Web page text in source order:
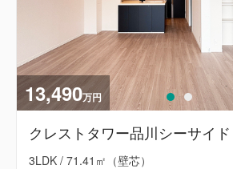
13,490万円
クレストタワー品川シーサイド
3LDK / 71.41㎡（壁芯）